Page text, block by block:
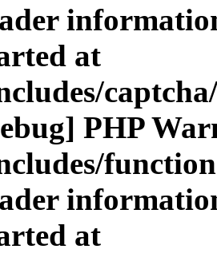
at
PHP
at